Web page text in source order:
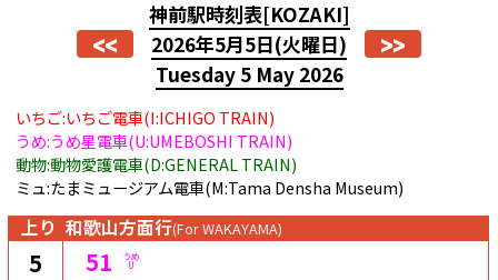
<<
神前駅時刻表[KOZAKI]
2026年5月5日(火曜日)
Tuesday 5 May 2026
>>
いちご:いちご電車(I:ICHIGO TRAIN)
うめ:うめ星電車(U:UMEBOSHI TRAIN)
動物:動物愛護電車(D:GENERAL TRAIN)
ミュ:たまミュージアム電車(M:Tama Densha Museum)
上り 和歌山方面行(For WAKAYAMA)
5 51 うめ
U